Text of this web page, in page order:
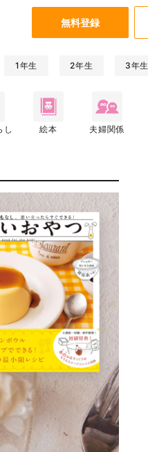
無料登録
1年生 2年生 3年生
し 絵本 夫婦関係